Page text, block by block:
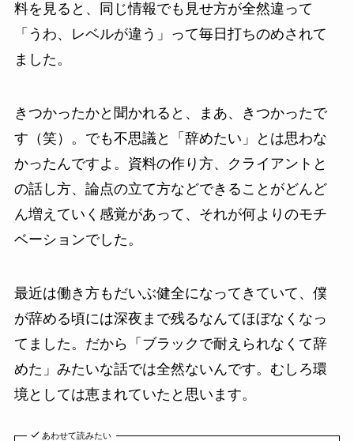
料を見ると、同じ情報でも見せ方が全然違って
「うわ、レベルが違う」って毎日打ちのめされて
ました。
きつかったかと聞かれると、まあ、きつかったで
す（笑）。でも不思議と「辞めたい」とは思わな
かったんですよ。資料の作り方、クライアントと
の話し方、論点の立て方などできることがどんど
ん増えていく感覚があって、それが何よりのモチ
ベーションでした。
最近は働き方もだいぶ健全になってきていて、僕
が辞める頃には深夜まで残るなんてほぼなくなっ
てました。だから「ブラックで耐えられなくて辞
めた」みたいな話では全然ないんです。むしろ環
境としては恵まれていたと思います。
あわせて読みたい